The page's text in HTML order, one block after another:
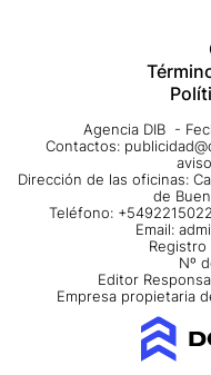
Agencia DIB -
Contactos:
Dirección de las oficinas:
de
Teléfono:
Email:
Registro
Nº
Editor
Empresa propietaria